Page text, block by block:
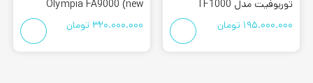
توربوفیت مدل TF1000
195.000.000 تومان
Olympia FA9000 (new
320.000.000 تومان